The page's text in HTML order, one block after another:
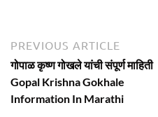
Post
navigation
PREVIOUS ARTICLE
article:
गोपाळ कृष्ण गोखले यांची संपूर्ण माहिती
Gopal Krishna Gokhale
Information In Marathi